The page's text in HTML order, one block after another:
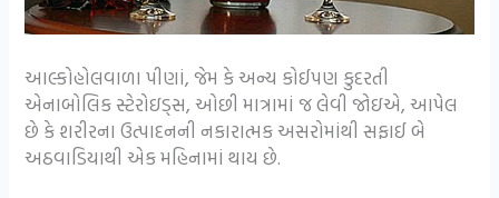
આલ્કોહોલવાળા પીણાં, જેમ કે અન્ય કોઈપણ કુદરતી
એનાબોલિક સ્ટેરોઇડ્સ, ઓછી માત્રામાં જ લેવી જોઇએ, આપેલ
છે કે શરીરના ઉત્પાદનની નકારાત્મક અસરોમાંથી સફાઈ બે
અઠવાડિયાથી એક મહિનામાં થાય છે.